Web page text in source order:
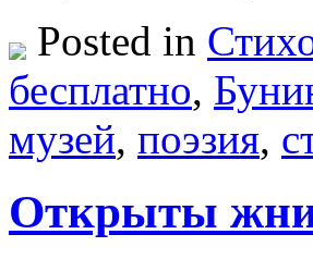
Posted in
бесплатно,
музей, поэзия,
Открыты